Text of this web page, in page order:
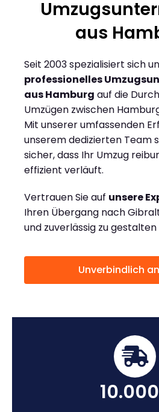
aus
Seit 2003 spezialisiert sich
professionelles
aus Hamburg auf die
Umzügen zwischen
Mit unserer umfassenden
unserem dedizierten Team
sicher, dass Ihr Umzug
effizient verläuft.
Vertrauen Sie auf unsere
Ihren Übergang nach
und zuverlässig zu gestalten
Unverbindlich